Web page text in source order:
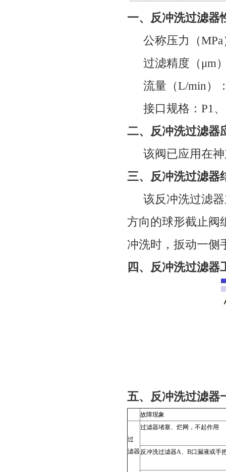
一、反冲洗过滤器
公称压力（MPa
过滤精度（μm
流量（L/min）
接口规格： P1、
二、反冲洗过滤器
该阀已应用在
三、反冲洗过滤器
该反冲洗过滤
方向的球形截止阀
冲洗时，扳动一侧
四、 反冲洗过滤器
五、 反冲洗过滤器
故障现象
过
滤器
过滤器堵塞、烂网，不起作用
反冲洗过滤器A、 B口漏液或手